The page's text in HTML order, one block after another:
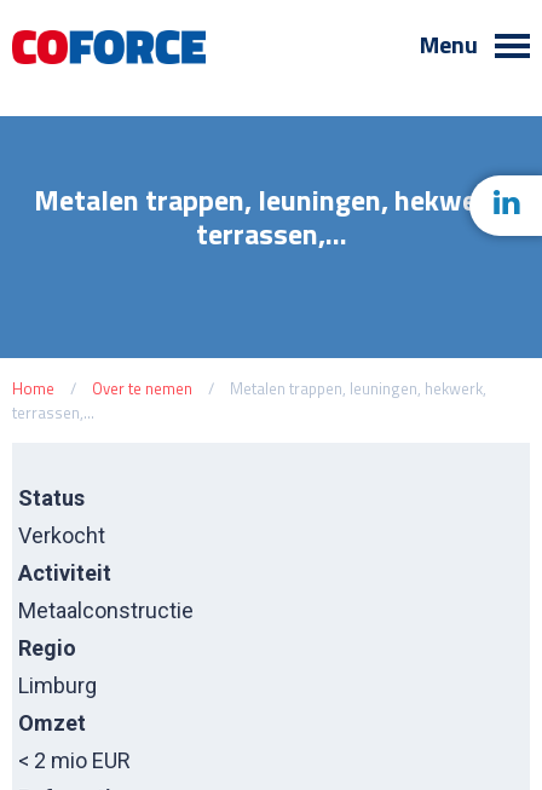
Menu
Metalen trappen, leuningen, hekwerk,
terrassen,...
Home / Over te nemen /
Metalen trappen, leuningen, hekwerk,
terrassen,...
Status
Verkocht
Activiteit
Metaalconstructie
Regio
Limburg
Omzet
< 2 mio EUR